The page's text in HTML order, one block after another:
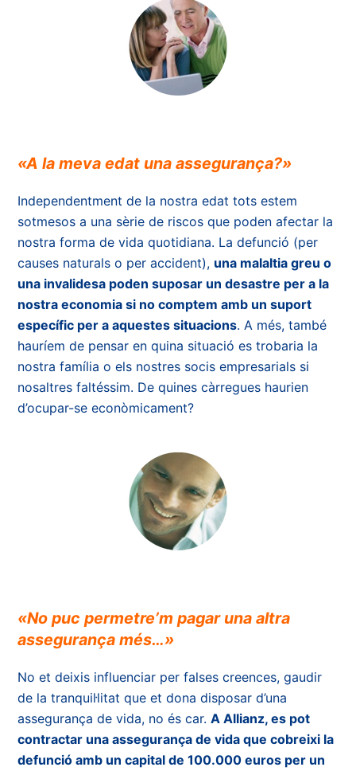
«A la meva edat una assegurança?»
Independentment de la nostra edat tots estem
sotmesos a una sèrie de riscos que poden afectar la
nostra forma de vida quotidiana. La defunció (per
causes naturals o per accident), una malaltia greu o
una invalidesa poden suposar un desastre per a la
nostra economia si no comptem amb un suport
específic per a aquestes situacions. A més, també
hauríem de pensar en quina situació es trobaria la
nostra família o els nostres socis empresarials si
nosaltres faltéssim. De quines càrregues haurien
d’ocupar-se econòmicament?
«No puc permetre’m pagar una altra
assegurança més…»
No et deixis influenciar per falses creences, gaudir
de la tranquil·litat que et dona disposar d’una
assegurança de vida, no és car.A Allianz, es pot
contractar una assegurança de vida que cobreixi la
defunció amb un capital de 100.000 euros per un